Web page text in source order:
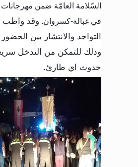
السّلامة العامّة ضمن
في غبالة-كسروان. وقد واظب
التواجد والانتشار بين الحضور
وذلك للتمكن من التدخل
حدوث اي طارئ.